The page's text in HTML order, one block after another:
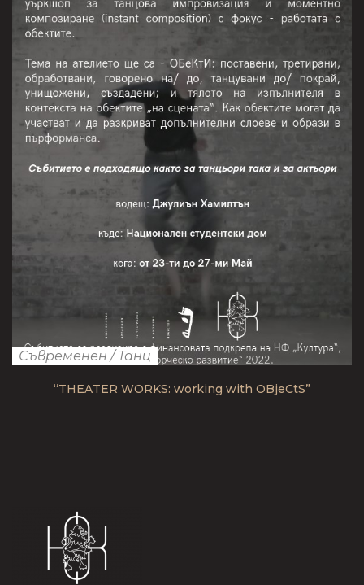
Съвременен /Танц
“THEATER WORKS: working with OBjeCtS”